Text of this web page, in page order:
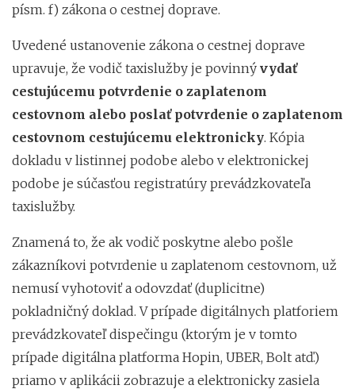
písm. f) zákona o cestnej doprave.
Uvedené ustanovenie zákona o cestnej doprave
upravuje, že vodič taxislužby je povinný vydať
cestujúcemu potvrdenie o zaplatenom
cestovnom alebo poslať potvrdenie o zaplatenom
cestovnom cestujúcemu elektronicky. Kópia
dokladu v listinnej podobe alebo v elektronickej
podobe je súčasťou registratúry prevádzkovateľa
taxislužby.
Znamená to, že ak vodič poskytne alebo pošle
zákazníkovi potvrdenie u zaplatenom cestovnom, už
nemusí vyhotoviť a odovzdať (duplicitne)
pokladničný doklad. V prípade digitálnych platforiem
prevádzkovateľ dispečingu (ktorým je v tomto
prípade digitálna platforma Hopin, UBER, Bolt atď.)
priamo v aplikácii zobrazuje a elektronicky zasiela